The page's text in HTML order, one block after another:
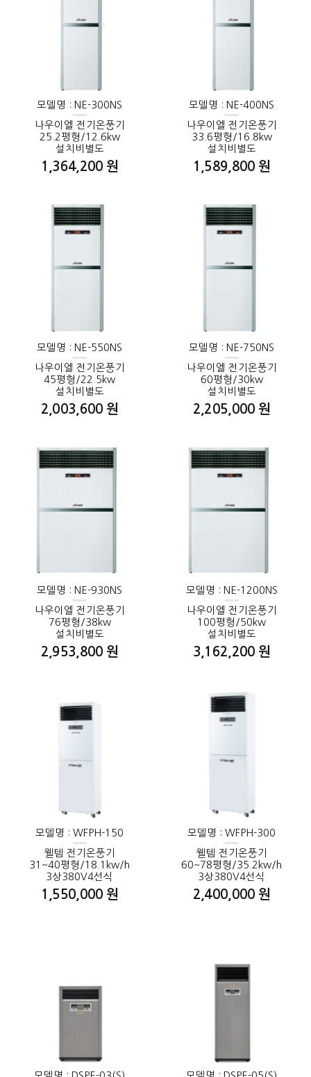
모델명 : NE-300NS
나우이엘 전기온풍기
25.2평형/12.6kw
설치비별도
1,364,200 원
모델명 : NE-400NS
나우이엘 전기온풍기
33.6평형/16.8kw
설치비별도
1,589,800 원
모델명 : NE-550NS
나우이엘 전기온풍기
45평형/22.5kw
설치비별도
2,003,600 원
모델명 : NE-750NS
나우이엘 전기온풍기
60평형/30kw
설치비별도
2,205,000 원
모델명 : NE-930NS
나우이엘 전기온풍기
76평형/38kw
설치비별도
2,953,800 원
모델명 : NE-1200NS
나우이엘 전기온풍기
100평형/50kw
설치비별도
3,162,200 원
모델명 : WFPH-150
웰템 전기온풍기
31~40평형/18.1kw/h
3상380V4선식
1,550,000 원
모델명 : WFPH-300
웰템 전기온풍기
60~78평형/35.2kw/h
3상380V4선식
2,400,000 원